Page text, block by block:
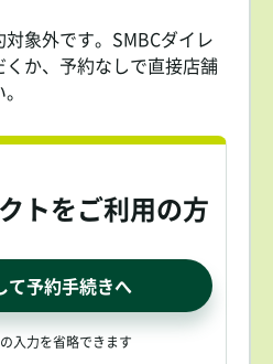
象外です。SMBCダイレ
か、予約なしで直接店舗
トをご利用の方
て予約手続きへ
入力を省略できます